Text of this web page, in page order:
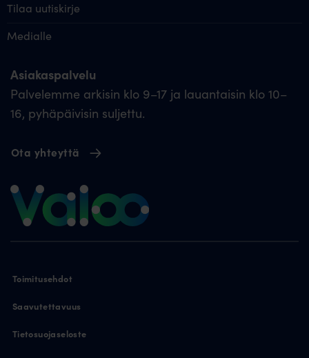
Tilaa uutiskirje
Medialle
Asiakaspalvelu
Palvelemme arkisin klo 9–17 ja lauantaisin klo 10–
16, pyhäpäivisin suljettu.
Ota yhteyttä
Toimitusehdot
Saavutettavuus
Tietosuojaseloste